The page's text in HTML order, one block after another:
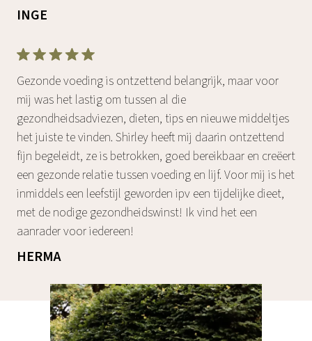
INGE
Gezonde voeding is ontzettend belangrijk, maar voor
mij was het lastig om tussen al die
gezondheidsadviezen, dieten, tips en nieuwe middeltjes
het juiste te vinden. Shirley heeft mij daarin ontzettend
fijn begeleidt, ze is betrokken, goed bereikbaar en creëert
een gezonde relatie tussen voeding en lijf. Voor mij is het
inmiddels een leefstijl geworden ipv een tijdelijke dieet,
met de nodige gezondheidswinst! Ik vind het een
aanrader voor iedereen!
HERMA